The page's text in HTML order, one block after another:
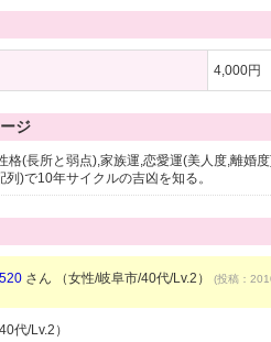
4,000円
ジ
格(長所と弱点),家族運,恋愛運(美人度,離婚
)で10年サイクルの吉凶を知る。
さん （女性/岐阜市/40代/Lv.2） (投稿：
代/Lv.2）